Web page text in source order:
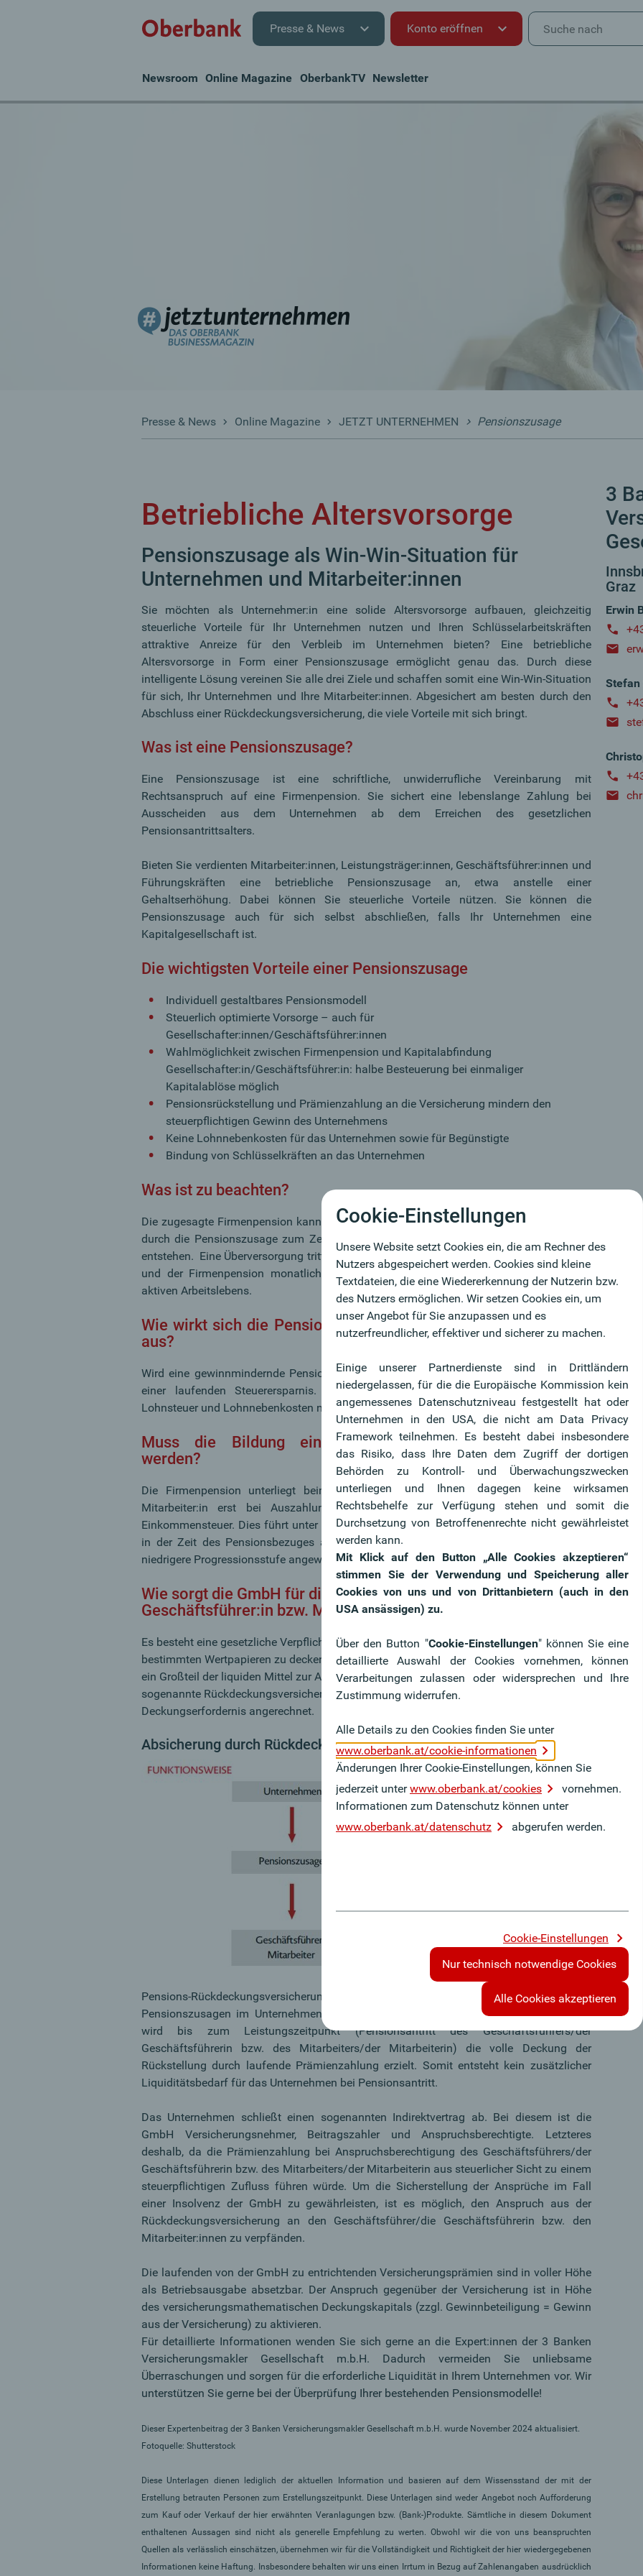
Presse & News Konto eröffnen
Newsroom Online Magazine OberbankTV Newsletter
Presse & News Online Magazine JETZT UNTERNEHMEN Pensionszusage
Betriebliche Altersvorsorge
Pensionszusage als Win-Win-Situation für
Unternehmen und Mitarbeiter:innen
Sie möchten als Unternehmer:in eine solide Altersvorsorge aufbauen, gleichzeitig
steuerliche Vorteile für Ihr Unternehmen nutzen und Ihren Schlüsselarbeitskräften
attraktive Anreize für den Verbleib im Unternehmen bieten? Eine betriebliche
Altersvorsorge in Form einer Pensionszusage ermöglicht genau das. Durch diese
intelligente Lösung vereinen Sie alle drei Ziele und schaffen somit eine Win-Win-Situation
für sich, Ihr Unternehmen und Ihre Mitarbeiter:innen. Abgesichert am besten durch den
Abschluss einer Rückdeckungsversicherung, die viele Vorteile mit sich bringt.
Was ist eine Pensionszusage?
Eine Pensionszusage ist eine schriftliche, unwiderrufliche Vereinbarung mit
Rechtsanspruch auf eine Firmenpension. Sie sichert eine lebenslange Zahlung bei
Ausscheiden aus dem Unternehmen ab dem Erreichen des gesetzlichen
Pensionsantrittsalters.
Bieten Sie verdienten Mitarbeiter:innen, Leistungsträger:innen, Geschäftsführer:innen und
Führungskräften eine betriebliche Pensionszusage an, etwa anstelle einer
Gehaltserhöhung. Dabei können Sie steuerliche Vorteile nützen. Sie können die
Pensionszusage auch für sich selbst abschließen, falls Ihr Unternehmen eine
Kapitalgesellschaft ist.
Die wichtigsten Vorteile einer Pensionszusage
Individuell gestaltbares Pensionsmodell
Steuerlich optimierte Vorsorge – auch für
Gesellschafter:innen/Geschäftsführer:innen
Wahlmöglichkeit zwischen Firmenpension und Kapitalabfindung
Gesellschafter:in/Geschäftsführer:in: halbe Besteuerung bei einmaliger
Kapitalablöse möglich
Pensionsrückstellung und Prämienzahlung an die Versicherung mindern den
steuerpflichtigen Gewinn des Unternehmens
Keine Lohnnebenkosten für das Unternehmen sowie für Begünstigte
Bindung von Schlüsselkräften an das Unternehmen
Was ist zu beachten?
Die zugesagte Firmenpension kann bis zu 80 % des Letztbezuges betragen. Zudem darf
durch die Pensionszusage zum Zeitpunkt des Pensionsantritts keine „Überversorgung“
entstehen. Eine Überversorgung tritt dann ein, wenn durch Bezug der staatlichen Pension
und der Firmenpension monatlich mehr Geld zur Verfügung steht als während des
aktiven Arbeitslebens.
Wie wirkt sich die Pensionszusage auf die Bilanz bzw. die GuV
aus?
Wird eine gewinnmindernde Pensionsrückstellung in der Bilanz gebildet, führt diese zu
einer laufenden Steuerersparnis. Für die Bildung der Rückstellung fallen weder
Lohnsteuer und Lohnnebenkosten noch Sozialabgaben an.
Muss die Bildung einer Pensionsrückstellung versteuert
werden?
Die Firmenpension unterliegt beim Geschäftsführer/bei der Geschäftsführerin bzw.
Mitarbeiter:in erst bei Auszahlung, welche direkt durch die GmbH erfolgt, der
Einkommensteuer. Dies führt unter Umständen zu einer zusätzlichen Steuerersparnis, da
in der Zeit des Pensionsbezuges aufgrund des geringeren Einkommens oftmals eine
niedrigere Progressionsstufe angewendet wird als in der Zeit des Erwerbseinkommens.
Wie sorgt die GmbH für die Pensionszahlungen an deren
Geschäftsführer:in bzw. Mitarbeiter:in vor?
Es besteht eine gesetzliche Verpflichtung, die Pensionsrückstellung in halber Höhe mit
bestimmten Wertpapieren zu decken. Bei dieser Variante fehlt zum Leistungszeitpunkt
ein Großteil der liquiden Mittel zur Auszahlung der Pension. Wird hingegen eine
sogenannte Rückdeckungsversicherung abgeschlossen, wird diese auf das gesetzliche
Deckungserfordernis angerechnet.
Absicherung durch Rückdeckungsversicherung
Pensions-Rückdeckungsversicherungen sorgen für die erforderliche Liquidität zu
Pensionszusagen im Unternehmen. Durch Abschluss einer Rückdeckungsversicherung
wird bis zum Leistungszeitpunkt (Pensionsantritt des Geschäftsführers/der
Geschäftsführerin bzw. des Mitarbeiters/der Mitarbeiterin) die volle Deckung der
Rückstellung durch laufende Prämienzahlung erzielt. Somit entsteht kein zusätzlicher
Liquiditätsbedarf für das Unternehmen bei Pensionsantritt.
Das Unternehmen schließt einen sogenannten Indirektvertrag ab. Bei diesem ist die
GmbH Versicherungsnehmer, Beitragszahler und Anspruchsberechtigte. Letzteres
deshalb, da die Prämienzahlung bei Anspruchsberechtigung des Geschäftsführers/der
Geschäftsführerin bzw. des Mitarbeiters/der Mitarbeiterin aus steuerlicher Sicht zu einem
steuerpflichtigen Zufluss führen würde. Um die Sicherstellung der Ansprüche im Fall
einer Insolvenz der GmbH zu gewährleisten, ist es möglich, den Anspruch aus der
Rückdeckungsversicherung an den Geschäftsführer/die Geschäftsführerin bzw. den
Mitarbeiter:innen zu verpfänden.
Die laufenden von der GmbH zu entrichtenden Versicherungsprämien sind in voller Höhe
als Betriebsausgabe absetzbar. Der Anspruch gegenüber der Versicherung ist in Höhe
des versicherungsmathematischen Deckungskapitals (zzgl. Gewinnbeteiligung = Gewinn
aus der Versicherung) zu aktivieren.
Für detaillierte Informationen wenden Sie sich gerne an die Expert:innen der 3 Banken
Versicherungsmakler Gesellschaft m.b.H. Dadurch vermeiden Sie unliebsame
Überraschungen und sorgen für die erforderliche Liquidität in Ihrem Unternehmen vor. Wir
unterstützen Sie gerne bei der Überprüfung Ihrer bestehenden Pensionsmodelle!
Dieser Expertenbeitrag der 3 Banken Versicherungsmakler Gesellschaft m.b.H. wurde November 2024 aktualisiert.
Fotoquelle: Shutterstock
Diese Unterlagen dienen lediglich der aktuellen Information und basieren auf dem Wissensstand der mit der
Erstellung betrauten Personen zum Erstellungszeitpunkt. Diese Unterlagen sind weder Angebot noch Aufforderung
zum Kauf oder Verkauf der hier erwähnten Veranlagungen bzw. (Bank-)Produkte. Sämtliche in diesem Dokument
enthaltenen Aussagen sind nicht als generelle Empfehlung zu werten. Obwohl wir die von uns beanspruchten
Quellen als verlässlich einschätzen, übernehmen wir für die Vollständigkeit und Richtigkeit der hier wiedergegebenen
Informationen keine Haftung. Insbesondere behalten wir uns einen Irrtum in Bezug auf Zahlenangaben ausdrücklich
3
Graz
Erwin
Cookie-Einstellungen
Unsere Website setzt Cookies ein, die am Rechner des
Nutzers abgespeichert werden. Cookies sind kleine
Textdateien, die eine Wiedererkennung der Nutzerin bzw.
des Nutzers ermöglichen. Wir setzen Cookies ein, um
unser Angebot für Sie anzupassen und es
nutzerfreundlicher, effektiver und sicherer zu machen.
Einige unserer Partnerdienste sind in Drittländern
niedergelassen, für die die Europäische Kommission kein
angemessenes Datenschutzniveau festgestellt hat oder
Unternehmen in den USA, die nicht am Data Privacy
Framework teilnehmen. Es besteht dabei insbesondere
das Risiko, dass Ihre Daten dem Zugriff der dortigen
Behörden zu Kontroll- und Überwachungszwecken
unterliegen und Ihnen dagegen keine wirksamen
Rechtsbehelfe zur Verfügung stehen und somit die
Durchsetzung von Betroffenenrechte nicht gewährleistet
werden kann.
Mit Klick auf den Button „Alle Cookies akzeptieren“
stimmen Sie der Verwendung und Speicherung aller
Cookies von uns und von Drittanbietern (auch in den
USA ansässigen) zu.
Über den Button "Cookie-Einstellungen" können Sie eine
detaillierte Auswahl der Cookies vornehmen, können
Verarbeitungen zulassen oder widersprechen und Ihre
Zustimmung widerrufen.
Alle Details zu den Cookies finden Sie unter
www.oberbank.at/cookie-informationen
Änderungen Ihrer Cookie-Einstellungen, können Sie
jederzeit unterwww.oberbank.at/cookies
vornehmen.
Informationen zum Datenschutz können unter
www.oberbank.at/datenschutz
abgerufen werden.
Cookie-Einstellungen
Nur technisch notwendige Cookies
Alle Cookies akzeptieren